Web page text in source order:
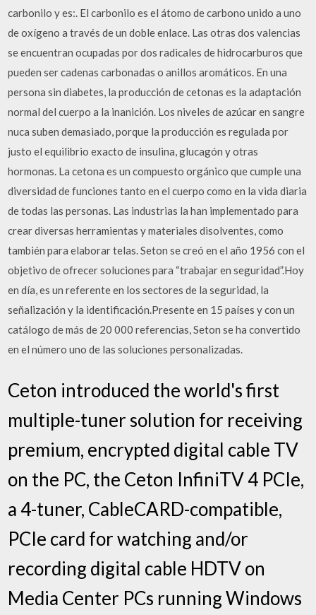
carbonilo y es:. El carbonilo es el átomo de carbono unido a uno
de oxígeno a través de un doble enlace. Las otras dos valencias
se encuentran ocupadas por dos radicales de hidrocarburos que
pueden ser cadenas carbonadas o anillos aromáticos. En una
persona sin diabetes, la producción de cetonas es la adaptación
normal del cuerpo a la inanición. Los niveles de azúcar en sangre
nuca suben demasiado, porque la producción es regulada por
justo el equilibrio exacto de insulina, glucagón y otras
hormonas. La cetona es un compuesto orgánico que cumple una
diversidad de funciones tanto en el cuerpo como en la vida diaria
de todas las personas. Las industrias la han implementado para
crear diversas herramientas y materiales disolventes, como
también para elaborar telas. Seton se creó en el año 1956 con el
objetivo de ofrecer soluciones para “trabajar en seguridad”.Hoy
en día, es un referente en los sectores de la seguridad, la
señalización y la identificación.Presente en 15 países y con un
catálogo de más de 20 000 referencias, Seton se ha convertido
en el número uno de las soluciones personalizadas.
Ceton introduced the world's first
multiple-tuner solution for receiving
premium, encrypted digital cable TV
on the PC, the Ceton InfiniTV 4 PCIe,
a 4-tuner, CableCARD-compatible,
PCIe card for watching and/or
recording digital cable HDTV on
Media Center PCs running Windows